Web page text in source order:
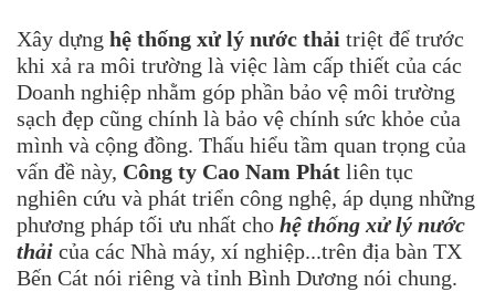
Xây dựng hệ thống xử lý nước thải triệt để trước
khi xả ra môi trường là việc làm cấp thiết của các
Doanh nghiệp nhằm góp phần bảo vệ môi trường
sạch đẹp cũng chính là bảo vệ chính sức khỏe của
mình và cộng đồng. Thấu hiểu tầm quan trọng của
vấn đề này, Công ty Cao Nam Phát liên tục
nghiên cứu và phát triển công nghệ, áp dụng những
phương pháp tối ưu nhất cho hệ thống xử lý nước
thải của các Nhà máy, xí nghiệp...trên địa bàn TX
Bến Cát nói riêng và tỉnh Bình Dương nói chung.